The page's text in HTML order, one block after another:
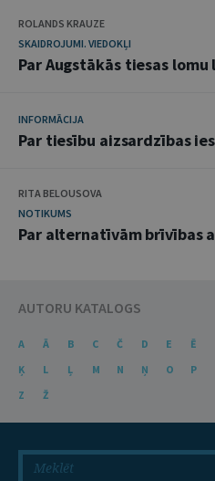
ROLANDS KRAUZE
SKAIDROJUMI. VIEDOKĻI
Par Augstākās tiesas
INFORMĀCIJA
Par tiesību aizsardzības
RITA BELOUSOVA
NOTIKUMS
Par alternatīvām brīvības
AUTORU KATALOGS
A Ā B C Č D E Ē
Ķ
L Ļ M N Ņ O P
Z
Ž